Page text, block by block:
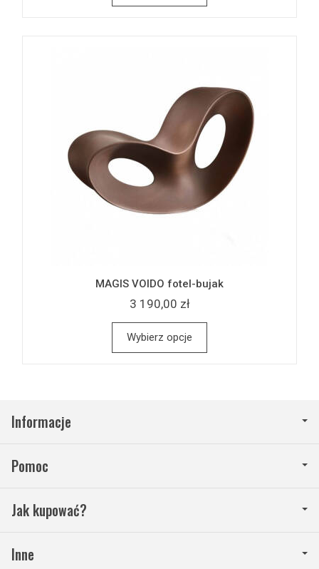
MAGIS VOIDO fotel-bujak
3 190,00 zł
Wybierz opcje
Informacje
Pomoc
Jak kupować?
Inne